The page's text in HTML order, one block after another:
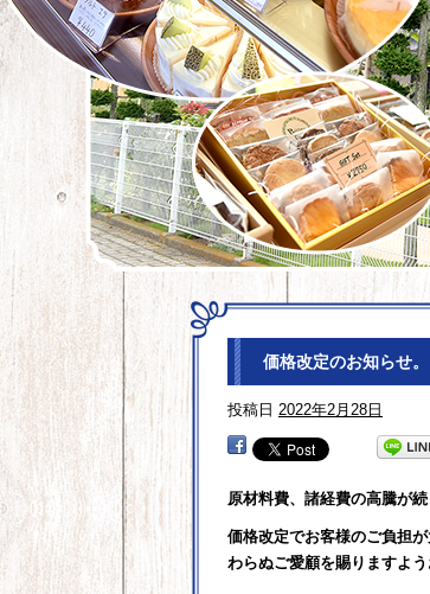
価格改定のお知らせ。
投稿日 2022年2月28日
原材料費、諸経費の高騰が
価格改定でお客様のご負担
わらぬご愛顧を賜りますよう